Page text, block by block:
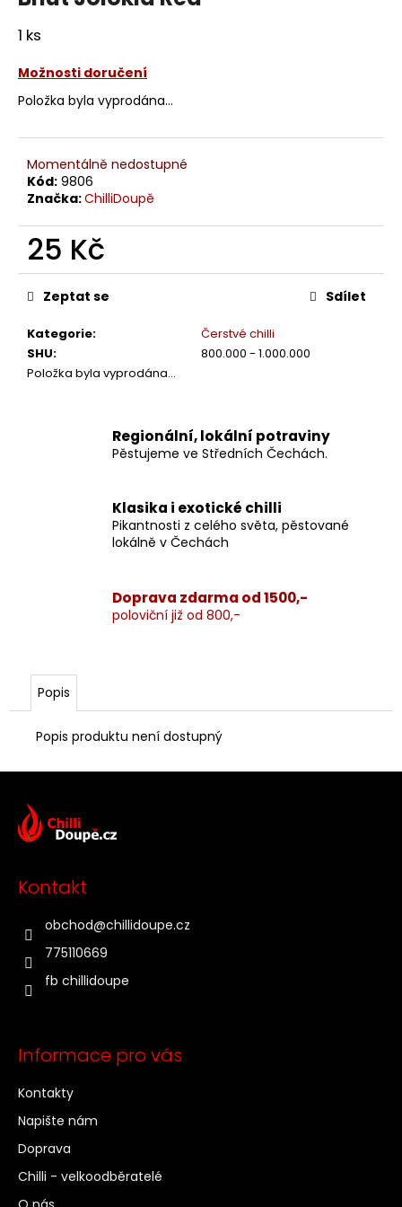
1 ks
Možnosti doručení
Položka byla vyprodána…
Momentálně nedostupné
Kód: 9806
Značka:ChilliDoupě
25 Kč
Měrná
cena:
Kategorie:
Čerstvé chilli
SHU:
800.000 - 1.000.000
Položka byla vyprodána…
Zeptat se Sdílet
Regionální, lokální potraviny
Pěstujeme ve Středních Čechách.
Klasika i exotické chilli
Pikantnosti z celého světa, pěstované
lokálně v Čechách
Doprava zdarma od 1500,-
poloviční již od 800,-
Popis
Popis produktu není dostupný
Kontakt
obchod@chillidoupe.cz
775110669
fb chillidoupe
Informace pro vás
Kontakty
Napište nám
Doprava
Chilli - velkoodběratelé